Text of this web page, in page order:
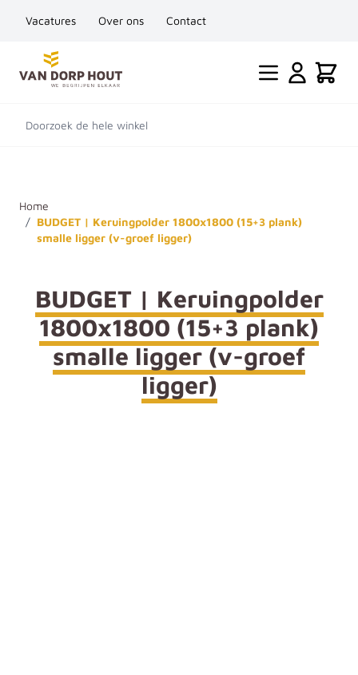
Vacatures Over ons Contact
Ga naar de inhoud
Cart
Doorzoek de hele winkel
Home
/ BUDGET | Keruingpolder 1800x1800 (15+3 plank)
smalle ligger (v-groef ligger)
BUDGET | Keruingpolder
1800x1800 (15+3 plank)
smalle ligger (v-groef
ligger)